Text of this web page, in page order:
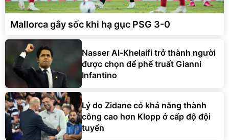
Mallorca gây sốc khi hạ gục PSG 3-0
Nasser Al-Khelaifi trở thành người
được chọn để phế truất Gianni
Infantino
Lý do Zidane có khả năng thành
công cao hơn Klopp ở cấp độ đội
tuyển